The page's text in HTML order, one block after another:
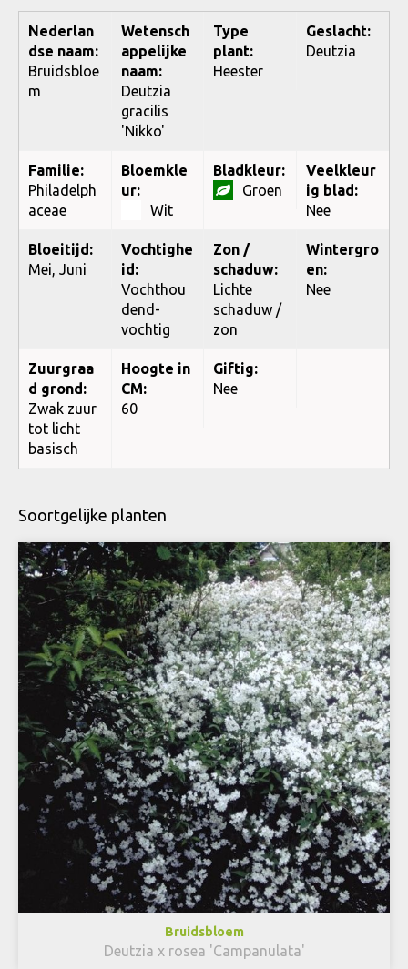
Nederlan
dse naam:
Bruidsbloe
m
Wetensch
appelijke
naam:
Deutzia
gracilis
'Nikko'
Type
plant:
Heester
Geslacht:
Deutzia
Familie:
Philadelph
aceae
Bloemkle
ur:
Wit
Bladkleur:
Groen
Veelkleur
ig blad:
Nee
Bloeitijd:
Mei, Juni
Vochtighe
id:
Vochthou
dend-
vochtig
Zon /
schaduw:
Lichte
schaduw /
zon
Wintergro
en:
Nee
Zuurgraa
d grond:
Zwak zuur
tot licht
basisch
Hoogte in
CM:
60
Giftig:
Nee
Soortgelijke planten
Bruidsbloem
Deutzia x rosea 'Campanulata'